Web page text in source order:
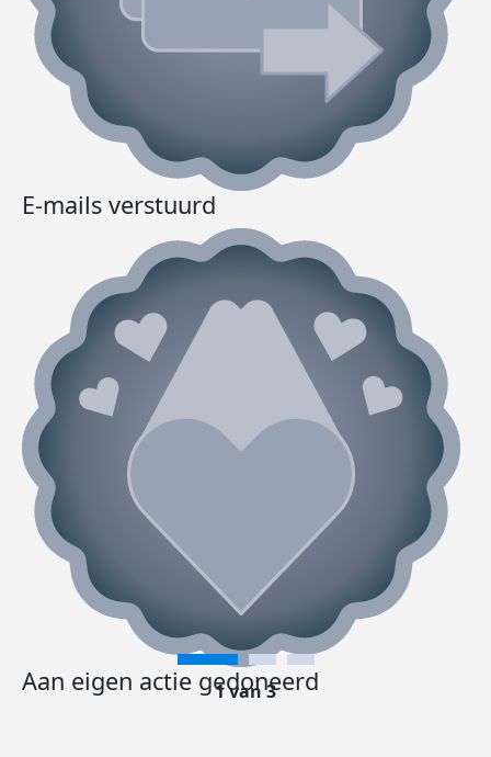
E-mails verstuurd
Aan eigen actie gedoneerd
1 van 3